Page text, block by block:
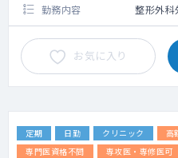
勤務内容 整形外科
お気に入り
定期 日勤 クリニック 高
専門医資格不問
専攻医・専修医可